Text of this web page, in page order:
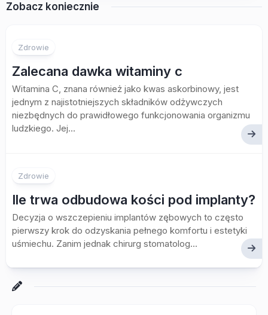
Zobacz koniecznie
Zdrowie
Zalecana dawka witaminy c
Witamina C, znana również jako kwas askorbinowy, jest
jednym z najistotniejszych składników odżywczych
niezbędnych do prawidłowego funkcjonowania organizmu
ludzkiego. Jej...
Zdrowie
Ile trwa odbudowa kości pod implanty?
Decyzja o wszczepieniu implantów zębowych to często
pierwszy krok do odzyskania pełnego komfortu i estetyki
uśmiechu. Zanim jednak chirurg stomatolog...